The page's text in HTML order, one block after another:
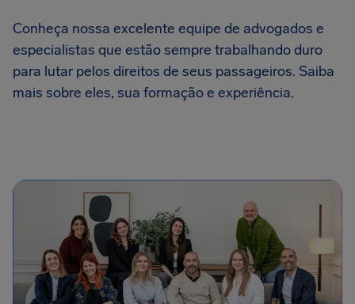
Conheça nossa excelente equipe de advogados e
especialistas que estão sempre trabalhando duro
para lutar pelos direitos de seus passageiros. Saiba
mais sobre eles, sua formação e experiência.